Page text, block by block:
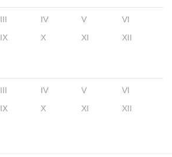
III IV V
VI
IX X XI XII
III IV V
VI
IX X XI XII